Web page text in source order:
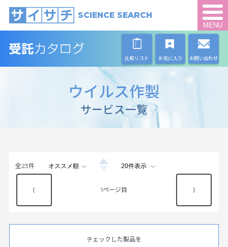
SCIENCE SEARCH
MENU
比較リスト お気に入り お問い合わせ
ウイルス作製
サービス一覧
全23件
⟨ 1 ⟩
チェックした製品を